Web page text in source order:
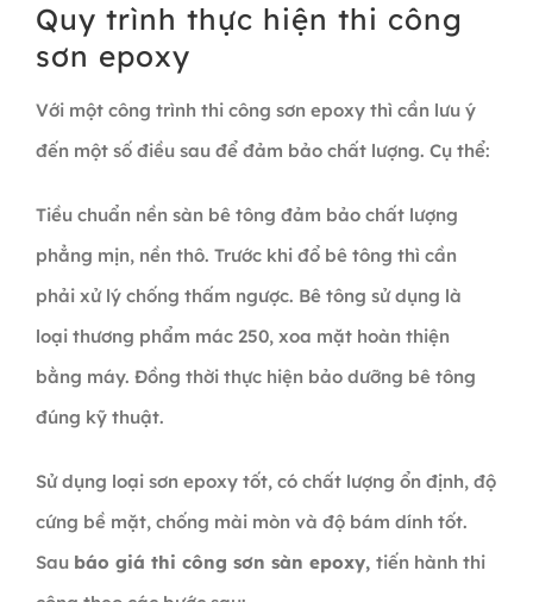
Quy trình thực hiện thi công
sơn epoxy
Với một công trình thi công sơn epoxy thì cần lưu ý
đến một số điều sau để đảm bảo chất lượng. Cụ thể:
Tiều chuẩn nền sàn bê tông đảm bảo chất lượng
phẳng mịn, nền thô. Trước khi đổ bê tông thì cần
phải xử lý chống thấm ngược. Bê tông sử dụng là
loại thương phẩm mác 250, xoa mặt hoàn thiện
bằng máy. Đồng thời thực hiện bảo dưỡng bê tông
đúng kỹ thuật.
Sử dụng loại sơn epoxy tốt, có chất lượng ổn định, độ
cứng bề mặt, chống mài mòn và độ bám dính tốt.
Sau báo giá thi công sơn sàn epoxy, tiến hành thi